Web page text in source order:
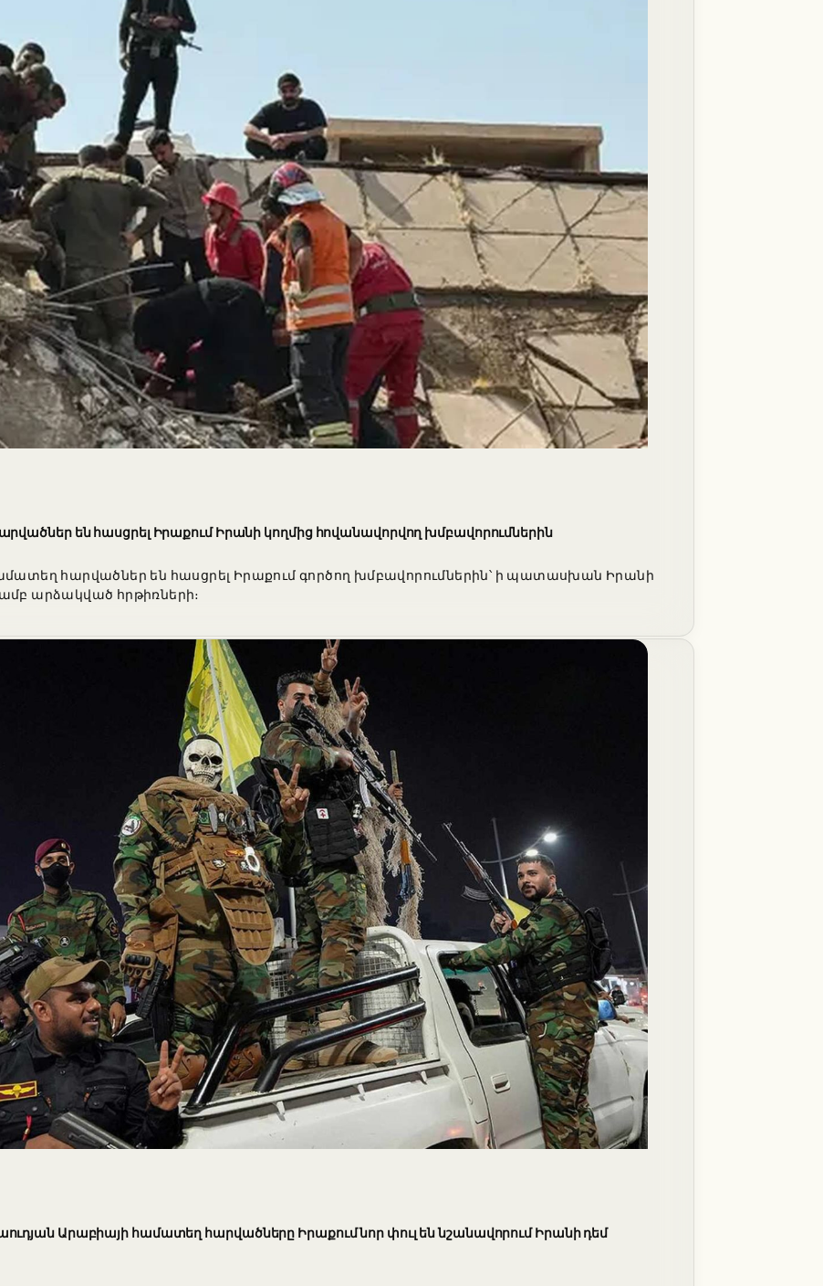
են հասցրել Իրաքում Իրանի կողմից հովանավորվող խմբավորումներին
հարվածներ են հասցրել Իրաքում գործող խմբավորումներին՝ ի պատասխան Իրանի
արձակված հրթիռների։
Արաբիայի համատեղ հարվածները Իրաքում նոր փուլ են նշանավորում Իրանի դեմ